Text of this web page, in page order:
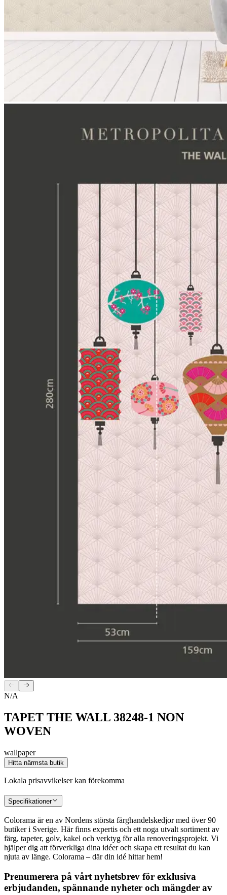
N/A
TAPET THE WALL 38248-1 NON
WOVEN
wallpaper
Hitta närmsta butik
Lokala prisavvikelser kan förekomma
Specifikationer
Colorama är en av Nordens största färghandelskedjor med över 90
butiker i Sverige. Här finns expertis och ett noga utvalt sortiment av
färg, tapeter, golv, kakel och verktyg för alla renoveringsprojekt. Vi
hjälper dig att förverkliga dina idéer och skapa ett resultat du kan
njuta av länge. Colorama – där din idé hittar hem!
Prenumerera på vårt nyhetsbrev för exklusiva
erbjudanden, spännande nyheter och mängder av